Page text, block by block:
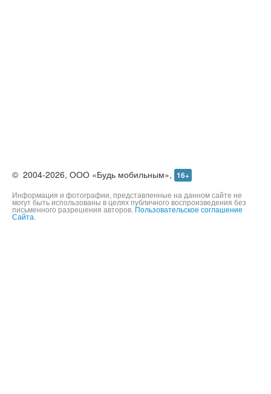
©2004-2026,ООО «Будь мобильным», 16+
Информация и фотографии, представленные на данном сайте не
могут быть использованы в целях публичного воспроизведения без